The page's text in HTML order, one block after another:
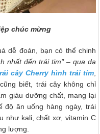
chúc mừng
dễ đoán, bạn có thể chinh
nhất đến trái tim" – qua dạ
cây Cherry hình trái tim
biết, trái cây không chỉ
giàu dưỡng chất, mang lại
độ ăn uống hàng ngày, trái
như kali, chất xơ, vitamin C
lượng.